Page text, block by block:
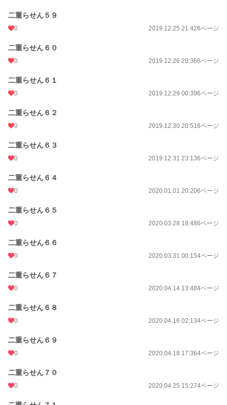
二重らせん５９
0 2019.12.25 21:426ページ
二重らせん６０
0 2019.12.26 20:366ページ
二重らせん６１
0 2019.12.29 00:396ページ
二重らせん６２
0 2019.12.30 20:516ページ
二重らせん６３
0 2019.12.31 23:136ページ
二重らせん６４
0 2020.01.01 20:206ページ
二重らせん６５
0 2020.03.28 18:486ページ
二重らせん６６
0 2020.03.31 00:154ページ
二重らせん６７
0 2020.04.14 13:484ページ
二重らせん６８
0 2020.04.16 02:134ページ
二重らせん６９
0 2020.04.18 17:364ページ
二重らせん７０
0 2020.04.25 15:274ページ